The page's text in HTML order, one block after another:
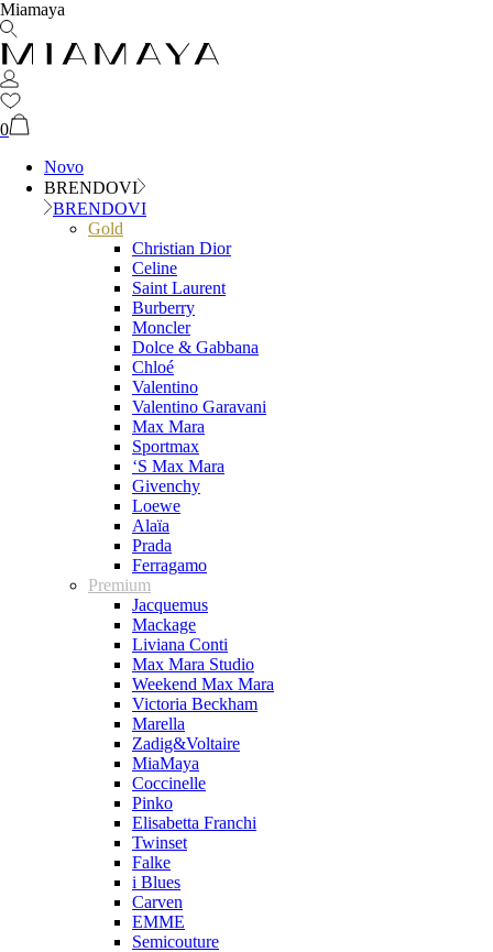
Miamaya
0
Novo
BRENDOVI
BRENDOVI
Gold
Christian Dior
Celine
Saint Laurent
Burberry
Moncler
Dolce & Gabbana
Chloé
Valentino
Valentino Garavani
Max Mara
Sportmax
‘S Max Mara
Givenchy
Loewe
Alaïa
Prada
Ferragamo
Premium
Jacquemus
Mackage
Liviana Conti
Max Mara Studio
Weekend Max Mara
Victoria Beckham
Marella
Zadig&Voltaire
MiaMaya
Coccinelle
Pinko
Elisabetta Franchi
Twinset
Falke
i Blues
Carven
EMME
Semicouture